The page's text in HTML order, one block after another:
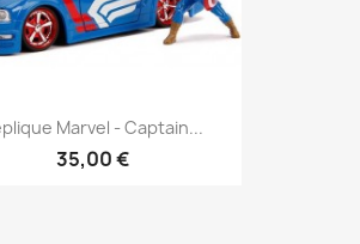
Marvel - Captain...
35,00 €